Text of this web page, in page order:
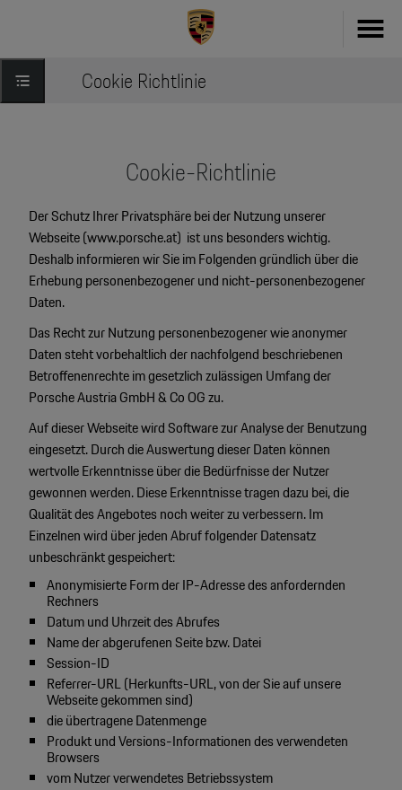
Fahrzeug konfigurieren
Panamera
Macan
Cayenne
Neu- & Gebrauchtwagen
Service & Zubehör
Unternehmen
Newsletter
Porsche Shop
Mein Porsche Account
Driver's Selection Online-Shop
Online Services
My Porsche
Frag Porsche
Porsche Connect
Newsletter abonnieren
YouTube Channel
Porsche Gebrauchtwagen
Konfigurator
Car Configurator
Porsche Timepieces
Porsche Poster Designer
Cookie Richtlinie
Cookie-Richtlinie
Der Schutz Ihrer Privatsphäre bei der Nutzung unserer
Webseite (www.porsche.at) ist uns besonders wichtig.
Deshalb informieren wir Sie im Folgenden gründlich über die
Erhebung personenbezogener und nicht-personenbezogener
Daten.
Das Recht zur Nutzung personenbezogener wie anonymer
Daten steht vorbehaltlich der nachfolgend beschriebenen
Betroffenenrechte im gesetzlich zulässigen Umfang der
Porsche Austria GmbH & Co OG zu.
Auf dieser Webseite wird Software zur Analyse der Benutzung
eingesetzt. Durch die Auswertung dieser Daten können
wertvolle Erkenntnisse über die Bedürfnisse der Nutzer
gewonnen werden. Diese Erkenntnisse tragen dazu bei, die
Qualität des Angebotes noch weiter zu verbessern. Im
Einzelnen wird über jeden Abruf folgender Datensatz
unbeschränkt gespeichert:
Anonymisierte Form der IP-Adresse des anfordernden
Rechners
Datum und Uhrzeit des Abrufes
Name der abgerufenen Seite bzw. Datei
Session-ID
Referrer-URL (Herkunfts-URL, von der Sie auf unsere
Webseite gekommen sind)
die übertragene Datenmenge
Produkt und Versions-Informationen des verwendeten
Browsers
vom Nutzer verwendetes Betriebssystem